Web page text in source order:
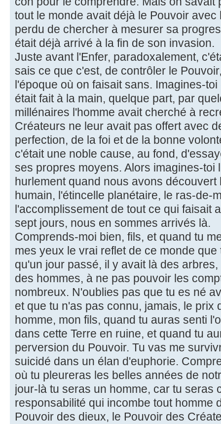
tout le monde avait déjà le Pouvoir avec
perdu de chercher à mesurer sa
était déjà arrivé à la fin de son invasion.
Juste avant l'Enfer, paradoxalement,
sais ce que c'est, de contrôler le
l'époque où on faisait sans. Imagines-
était fait à la main, quelque part, par
millénaires l'homme avait cherché à
Créateurs ne leur avait pas offert avec
perfection, de la foi et de la bonne
c'était une noble cause, au fond,
ses propres moyens. Alors imagines-toi
hurlement quand nous avons
humain, l'étincelle planétaire, le ras-de-
l'accomplissement de tout ce qui faisait
sept jours, nous en sommes arrivés là.
Comprends-moi bien, fils, et quand tu
mes yeux le vrai reflet de ce monde
qu'un jour passé, il y avait là des
des hommes, à ne pas pouvoir les
nombreux. N'oublies pas que tu es né
et que tu n'as pas connu, jamais, le prix
homme, mon fils, quand tu auras senti
dans cette Terre en ruine, et quand tu
perversion du Pouvoir. Tu vas me
suicidé dans un élan d'euphorie.
où tu pleureras les belles années de
jour-là tu seras un homme, car tu seras
responsabilité qui incombe tout homme
Pouvoir des dieux, le Pouvoir des